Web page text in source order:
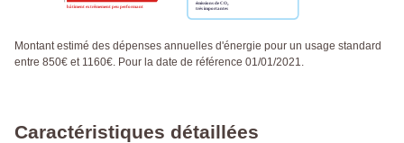
Montant estimé des dépenses annuelles d'énergie pour un usage standard
entre 850€ et 1160€. Pour la date de référence 01/01/2021.
Caractéristiques détaillées